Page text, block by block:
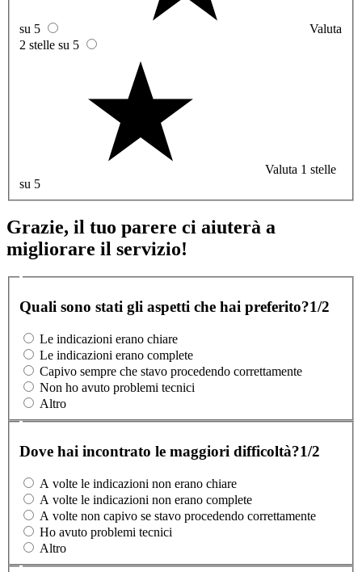
su 5
Valuta
2 stelle su 5
Valuta 1 stelle
su 5
Grazie, il tuo parere ci aiuterà a
migliorare il servizio!
Quali sono stati gli aspetti che hai preferito?1/2
Le indicazioni erano chiare
Le indicazioni erano complete
Capivo sempre che stavo procedendo correttamente
Non ho avuto problemi tecnici
Altro
Dove hai incontrato le maggiori difficoltà?1/2
A volte le indicazioni non erano chiare
A volte le indicazioni non erano complete
A volte non capivo se stavo procedendo correttamente
Ho avuto problemi tecnici
Altro